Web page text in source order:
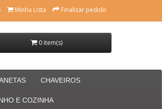
Minha Lista Finalizar pedido
0 item(s)
CHAVEIROS
E COZINHA